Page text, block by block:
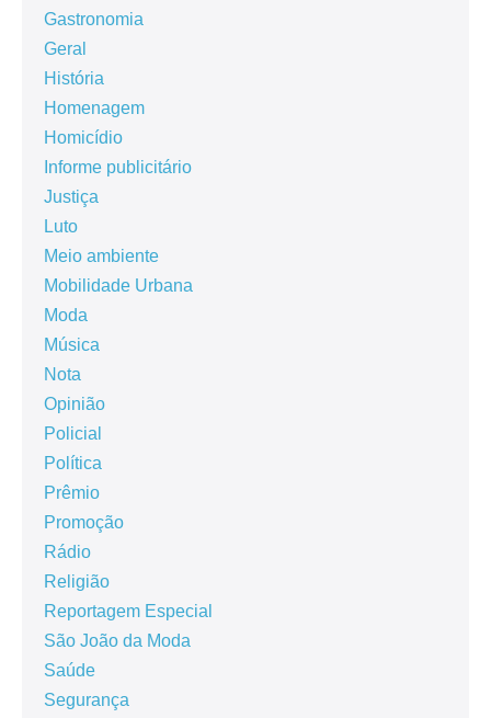
Gastronomia
Geral
História
Homenagem
Homicídio
Informe publicitário
Justiça
Luto
Meio ambiente
Mobilidade Urbana
Moda
Música
Nota
Opinião
Policial
Política
Prêmio
Promoção
Rádio
Religião
Reportagem Especial
São João da Moda
Saúde
Segurança